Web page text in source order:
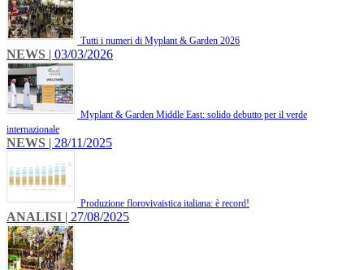
Tutti i numeri di Myplant & Garden 2026
NEWS | 03/03/2026
Myplant & Garden Middle East: solido debutto per il verde
internazionale
NEWS | 28/11/2025
Produzione florovivaistica italiana: è record!
ANALISI | 27/08/2025